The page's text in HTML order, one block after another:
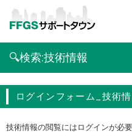
🔍️検索:技術情報
ログインフォーム_技術
技術情報の閲覧にはログインが必要